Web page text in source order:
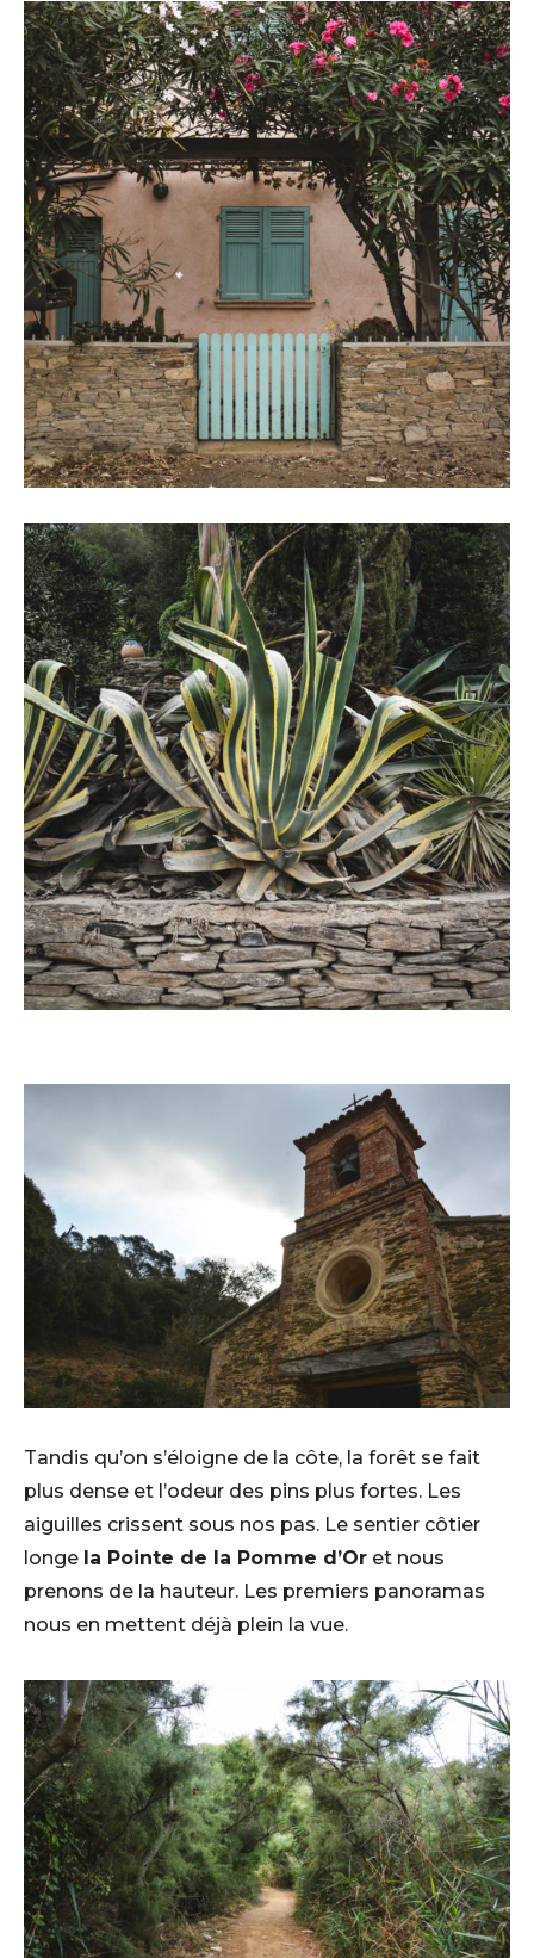
Tandis qu’on s’éloigne de la côte, la forêt se fait
plus dense et l’odeur des pins plus fortes. Les
aiguilles crissent sous nos pas. Le sentier côtier
longe la Pointe de la Pomme d’Or et nous
prenons de la hauteur. Les premiers panoramas
nous en mettent déjà plein la vue.